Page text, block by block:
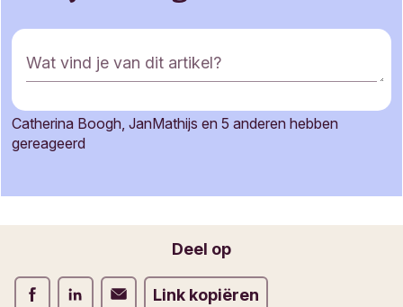
R
e
c
t
f
u
Wat vind je van dit artikel?
Je naam
Jouw e-mailadres
Catherina Boogh, JanMathijs en 5 anderen hebben
gereageerd
Deel op
Deel op Facebook
Deel op LinkedInDeel op Verstuur per email
Link kopiëren